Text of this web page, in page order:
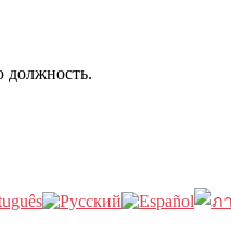
должность.